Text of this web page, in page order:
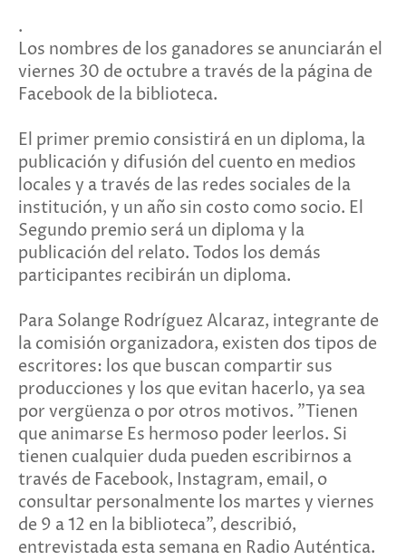
.
Los nombres de los ganadores se anunciarán el
viernes 30 de octubre a través de la página de
Facebook de la biblioteca.
El primer premio consistirá en un diploma, la
publicación y difusión del cuento en medios
locales y a través de las redes sociales de la
institución, y un año sin costo como socio. El
Segundo premio será un diploma y la
publicación del relato. Todos los demás
participantes recibirán un diploma.
Para Solange Rodríguez Alcaraz, integrante de
la comisión organizadora, existen dos tipos de
escritores: los que buscan compartir sus
producciones y los que evitan hacerlo, ya sea
por vergüenza o por otros motivos. "Tienen
que animarse Es hermoso poder leerlos. Si
tienen cualquier duda pueden escribirnos a
través de Facebook, Instagram, email, o
consultar personalmente los martes y viernes
de 9 a 12 en la biblioteca", describió,
entrevistada esta semana en Radio Auténtica.